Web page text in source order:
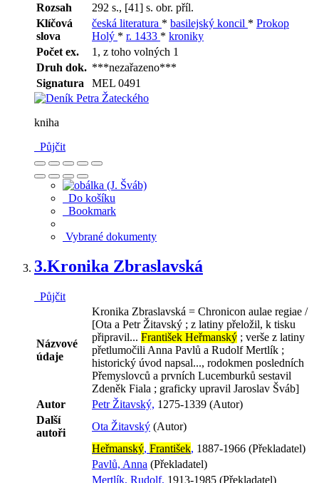
Rozsah
292 s., [41] s. obr. příl.
Klíčová
slova
česká literatura * basilejský koncil * Prokop
Holý * r. 1433 * kroniky
Počet ex.
1, z toho volných 1
Druh dok. ***nezařazeno***
Signatura
MEL 0491
kniha
Půjčit
Do košíku
Bookmark
Vybrané dokumenty
3.Kronika Zbraslavská
Půjčit
Názvové
údaje
Kronika Zbraslavská = Chronicon aulae regiae /
[Ota a Petr Žitavský ; z latiny přeložil, k tisku
připravil... František Heřmanský ; verše z latiny
přetlumočili Anna Pavlů a Rudolf Mertlík ;
historický úvod napsal..., rodokmen posledních
Přemyslovců a prvních Lucemburků sestavil
Zdeněk Fiala ; graficky upravil Jaroslav Šváb]
Autor
Petr Žitavský, 1275-1339 (Autor)
Další
autoři
Ota Žitavský (Autor)
Heřmanský, František, 1887-1966 (Překladatel)
Pavlů, Anna (Překladatel)
Mertlík, Rudolf, 1913-1985 (Překladatel)